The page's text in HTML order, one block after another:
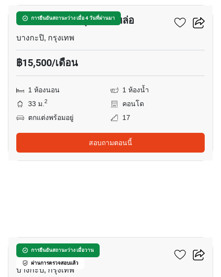
การยืนยันสถานะว่าง เมื่อ 4 วันที่ผ่านมา
เดอะ เบส เพชรบุรี–ทองหล่อ
บางกะปิ, กรุงเทพ
฿15,500/เดือน
1 ห้องนอน
1 ห้องน้ำ
33 ม.2
คอนโด
ตกแต่งพร้อมอยู่
17
สอบถามตอนนี้
การยืนยันสถานะว่าง เมื่อวาน
ผ่านการตรวจสอบแล้ว
ทรู ทองหล่อ
บางกะปิ, กรุงเทพ